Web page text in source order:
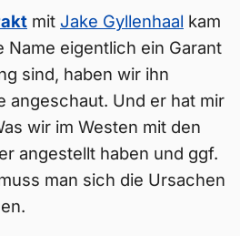
mit Jake Gyllenhaal kam
Name eigentlich ein Garant
sind, haben wir ihn
angeschaut. Und er hat mir
wir im Westen mit den
angestellt haben und ggf.
man sich die Ursachen